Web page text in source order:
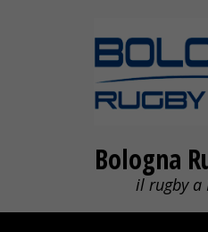
Bologna
il rugby a